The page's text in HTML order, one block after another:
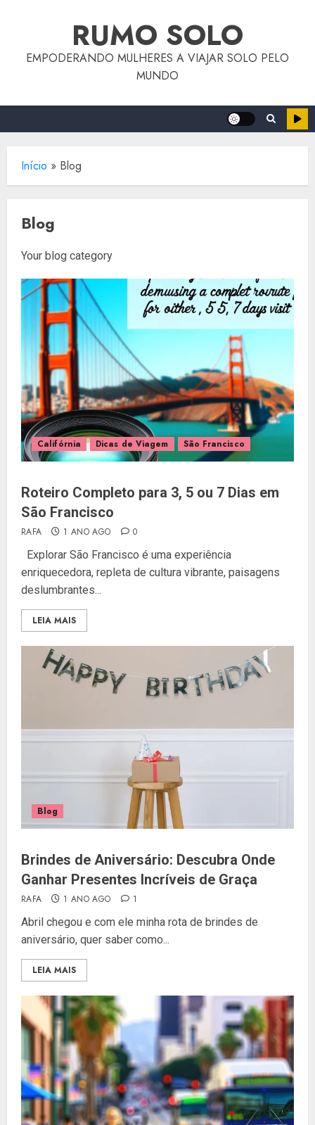
RUMO SOLO
EMPODERANDO MULHERES A VIAJAR SOLO PELO
MUNDO
Início » Blog
Blog
Your blog category
Califórnia Dicas de Viagem São Francisco
Roteiro Completo para 3, 5 ou 7 Dias em
São Francisco
RAFA 1 ANO AGO 0
Explorar São Francisco é uma experiência
enriquecedora, repleta de cultura vibrante, paisagens
deslumbrantes...
LEIA MAIS
Blog
Brindes de Aniversário: Descubra Onde
Ganhar Presentes Incríveis de Graça
RAFA 1 ANO AGO 1
Abril chegou e com ele minha rota de brindes de
aniversário, quer saber como...
LEIA MAIS